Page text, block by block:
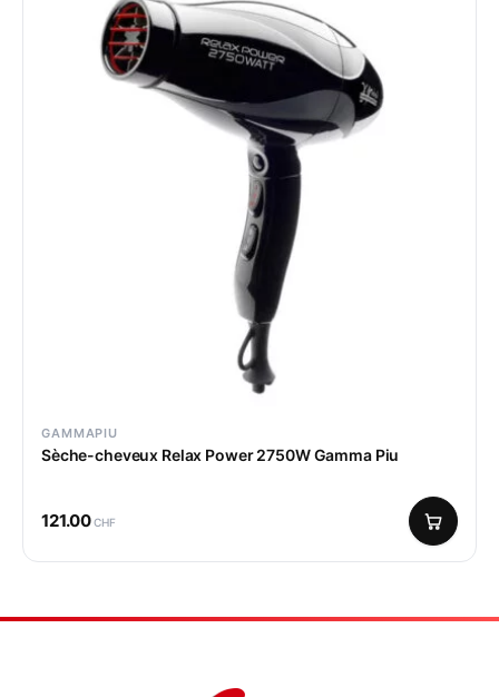
GAMMAPIU
Sèche-cheveux Relax Power 2750W Gamma Piu
121.00CHF